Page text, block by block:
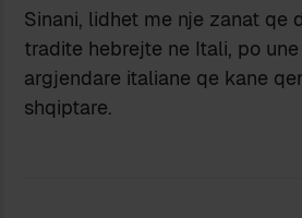
Sinani, lidhet me nje zanat qe
tradite hebrejte ne Itali, po
argjendare italiane qe kane
shqiptare.